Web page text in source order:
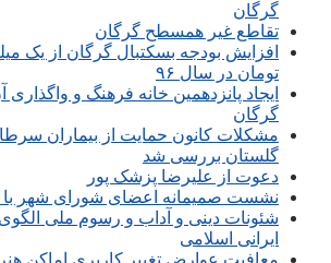
گرگان
تقاطع غیر همسطح گرگان
افزایش بودجه بسکتبال گرگان از یک
تومان در سال ۹۶
ایجاد پانزدهمین خانه فرهنگ و
گرگان
مشکلات کانون حمایت از بیماران
گلستان بررسی شد
دعوت از علیرضا پزشک پور
نشست صمیمانه اعضای شورای شهر با
شئونات دینی و آداب و رسوم ملی
ایرانی اسلامی